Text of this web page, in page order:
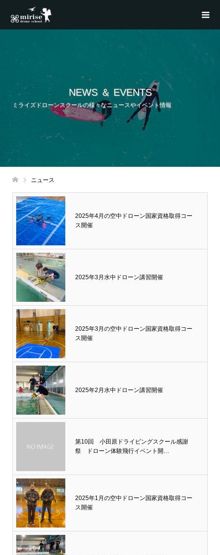
NEWS ＆ EVENTS
ミライズドローンスクールの様々なニュースやイベント情報
ニュース
2025年4月の空中ドローン国家資格取得コー
ス開催
2025年3月水中ドローン講習開催
2025年3月の空中ドローン国家資格取得コー
ス開催
2025年2月水中ドローン講習開催
第10回 小田原ドライビングスクール感謝
祭 ドローン体験飛行イベント開…
2025年1月の空中ドローン国家資格取得コー
ス開催